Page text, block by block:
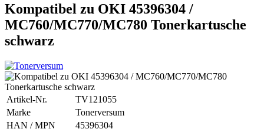
Kompatibel zu OKI 45396304 /
MC760/MC770/MC780 Tonerkartusche
schwarz
Artikel-Nr.
TV121055
Marke
Tonerversum
HAN / MPN
45396304